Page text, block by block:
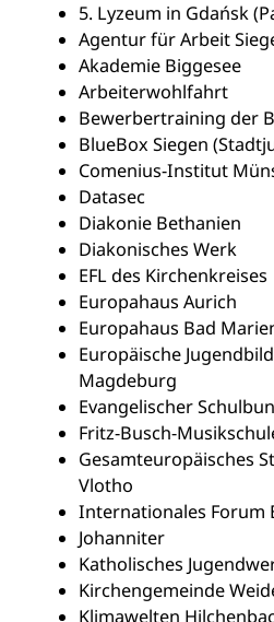
5. Lyzeum in Gdańsk
Agentur für Arbeit
Akademie Biggesee
Arbeiterwohlfahrt
Bewerbertraining der
BlueBox Siegen
Comenius-Institut
Datasec
Diakonie Bethanien
Diakonisches Werk
EFL des Kirchenkreises
Europahaus Aurich
Europahaus Bad
Europäische
Magdeburg
Evangelischer
Fritz-Busch-
Gesamteuropäisches
Vlotho
Internationales Forum
Johanniter
Katholisches
Kirchengemeinde
Klimawelten